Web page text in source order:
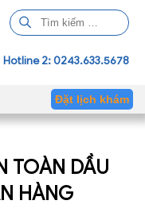
ì
m
h
o
:
Hotline 2: 0243.633.5678
Đặt lịch khám
TOÀN DẦU
HÀNG